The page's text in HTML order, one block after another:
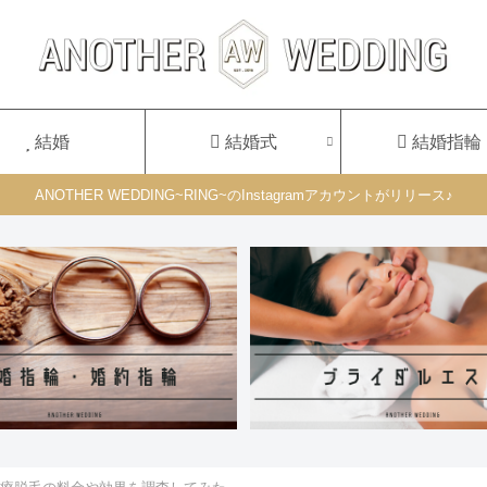
結婚 結婚式 結婚指輪
ANOTHER WEDDING~RING~のInstagramアカウントがリリース♪